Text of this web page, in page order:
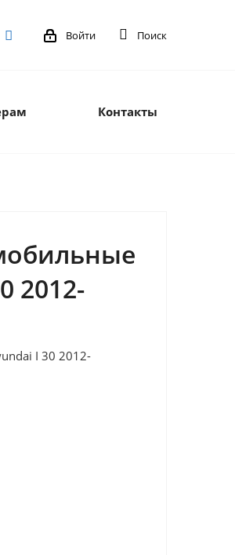
Войти Поиск
Контакты
2012-
I 30 2012-